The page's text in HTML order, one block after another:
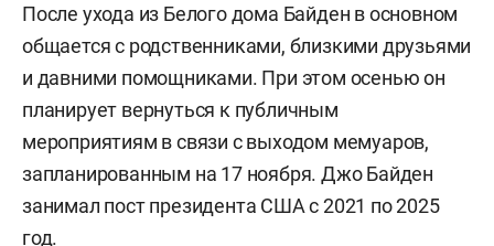
После ухода из Белого дома Байден в основном
общается с родственниками, близкими друзьями
и давними помощниками. При этом осенью он
планирует вернуться к публичным
мероприятиям в связи с выходом мемуаров,
запланированным на 17 ноября. Джо Байден
занимал пост президента США с 2021 по 2025
год.